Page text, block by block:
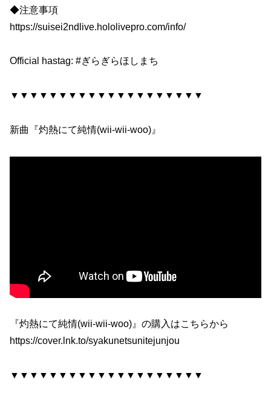
◆注意事項
https://suisei2ndlive.hololivepro.com/info/
Official hastag: #ぎらぎらほしまち
▼▼▼▼▼▼▼▼▼▼▼▼▼▼▼▼▼▼▼▼
新曲『灼熱にて純情(wii-wii-woo)』
『灼熱にて純情(wii-wii-woo)』の購入はこちらから
https://cover.lnk.to/syakunetsunitejunjou
▼▼▼▼▼▼▼▼▼▼▼▼▼▼▼▼▼▼▼▼